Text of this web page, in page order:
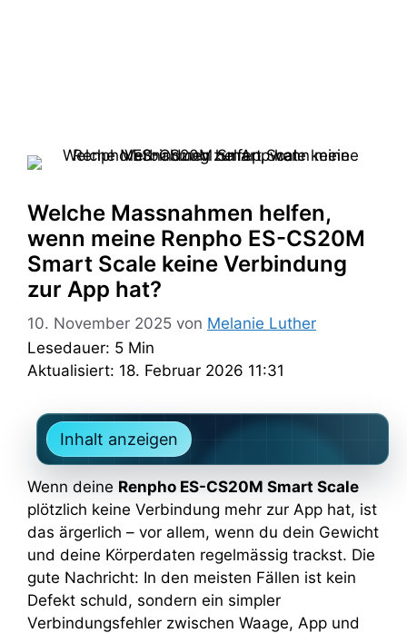
Welche Massnahmen helfen,
wenn meine Renpho ES-CS20M
Smart Scale keine Verbindung
zur App hat?
10. November 2025 von Melanie Luther
Lesedauer: 5 Min
Aktualisiert: 18. Februar 2026 11:31
Inhalt anzeigen
Wenn deine Renpho ES-CS20M Smart Scale
plötzlich keine Verbindung mehr zur App hat, ist
das ärgerlich – vor allem, wenn du dein Gewicht
und deine Körperdaten regelmässig trackst. Die
gute Nachricht: In den meisten Fällen ist kein
Defekt schuld, sondern ein simpler
Verbindungsfehler zwischen Waage, App und